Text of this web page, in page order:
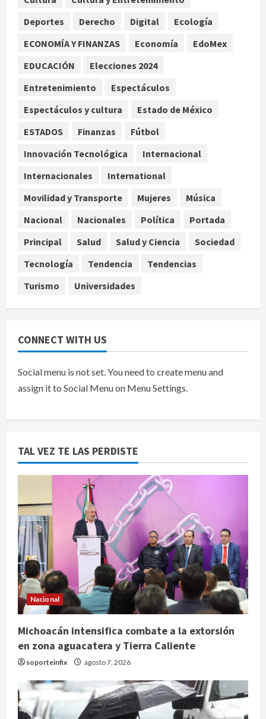
agosto 7, 2026
Internacional
Christopher Landau desmiente
visita a Islas Salomón
4
Capturan en Zapopan a ciudadano
estadounidense buscado por
agosto 7, 2026
Nacional Portada
Detienen al exgobernador de
obstrucción en el caso Ayotzinapa
Deportes
Derecho Digital
Ecología
ECONOMÍA Y FINANZAS
Economía
EdoMex
EDUCACIÓN
Elecciones 2024
Entretenimiento
Espectáculos
Espectáculos y cultura
Estado de México
ESTADOS
Finanzas
Fútbol
Innovación Tecnológica
Internacional
Internacionales
International
Movilidad y Transporte
Mujeres
Música
Nacional
Nacionales Política
Portada
Principal
Salud Salud y Ciencia
Sociedad
Tecnología
Tendencia
Tendencias
Turismo
Universidades
CONNECT WITH US
Social menu is not set. You need to create menu and
assign it to Social Menu on Menu Settings.
TAL VEZ TE LAS PERDISTE
Nacional
Michoacán intensifica combate a la extorsión
en zona aguacatera y Tierra Caliente
soporteinfix agosto 7, 2026